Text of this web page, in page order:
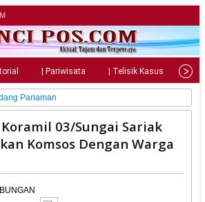
| Pariwisata | Telisik Kasus |
Pariaman
03/Sungai Sariak
Komsos Dengan Warga